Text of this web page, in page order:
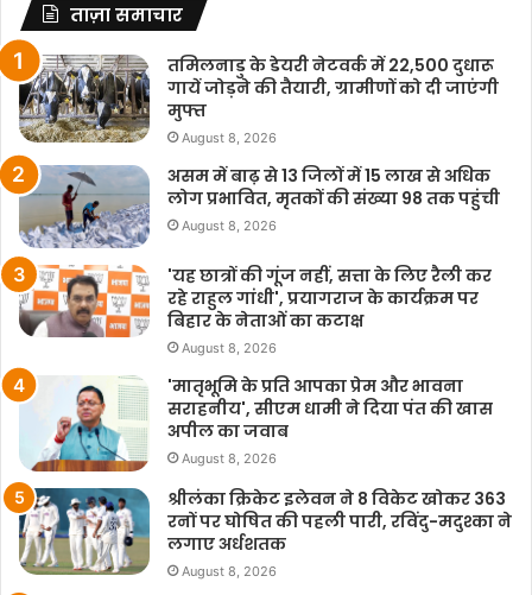
ताज़ा समाचार
तमिलनाडु के डेयरी नेटवर्क में 22,500 दुधारू
गायें जोड़ने की तैयारी, ग्रामीणों को दी जाएंगी
मुफ्त
August 8, 2026
असम में बाढ़ से 13 जिलों में 15 लाख से अधिक
लोग प्रभावित, मृतकों की संख्या 98 तक पहुंची
August 8, 2026
'यह छात्रों की गूंज नहीं, सत्ता के लिए रैली कर
रहे राहुल गांधी', प्रयागराज के कार्यक्रम पर
बिहार के नेताओं का कटाक्ष
August 8, 2026
'मातृभूमि के प्रति आपका प्रेम और भावना
सराहनीय', सीएम धामी ने दिया पंत की खास
अपील का जवाब
August 8, 2026
श्रीलंका क्रिकेट इलेवन ने 8 विकेट खोकर 363
रनों पर घोषित की पहली पारी, रविंदु-मदुश्का ने
लगाए अर्धशतक
August 8, 2026